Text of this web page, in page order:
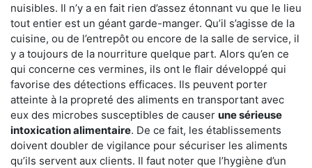
nuisibles. Il n’y a en fait rien d’assez étonnant vu que le lieu
tout entier est un géant garde-manger. Qu’il s’agisse de la
cuisine, ou de l’entrepôt ou encore de la salle de service, il
y a toujours de la nourriture quelque part. Alors qu’en ce
qui concerne ces vermines, ils ont le flair développé qui
favorise des détections efficaces. Ils peuvent porter
atteinte à la propreté des aliments en transportant avec
eux des microbes susceptibles de causer une sérieuse
intoxication alimentaire. De ce fait, les établissements
doivent doubler de vigilance pour sécuriser les aliments
qu’ils servent aux clients. Il faut noter que l’hygiène d’un